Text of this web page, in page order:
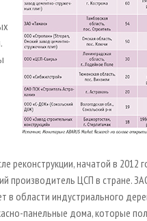
реконструкции, начатой в
производитель ЦСП в стране.
в области индустриального
панельные дома, которые